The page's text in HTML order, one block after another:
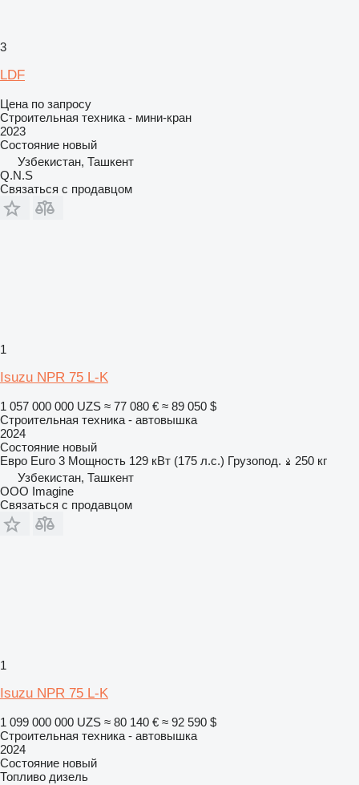
3
LDF
Цена по запросу
Строительная техника - мини-кран
2023
Состояние новый
Узбекистан, Ташкент
Q.N.S
Связаться с продавцом
1
Isuzu NPR 75 L-K
1 057 000 000 UZS ≈ 77 080 € ≈ 89 050 $
Строительная техника - автовышка
2024
Состояние новый
Евро Euro 3 Мощность 129 кВт (175 л.с.) Грузопод.
250 кг
Узбекистан, Ташкент
OOO Imagine
Связаться с продавцом
1
Isuzu NPR 75 L-K
1 099 000 000 UZS ≈ 80 140 € ≈ 92 590 $
Строительная техника - автовышка
2024
Состояние новый
Топливо дизель